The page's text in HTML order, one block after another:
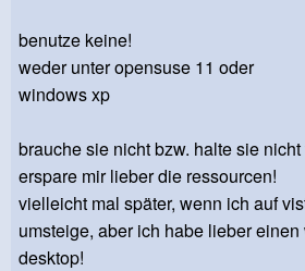
benutze keine!
weder unter opensuse 11 oder
windows xp
brauche sie nicht bzw. halte sie
erspare mir lieber die ressourcen!
vielleicht mal später, wenn ich auf
umsteige, aber ich habe lieber
desktop!